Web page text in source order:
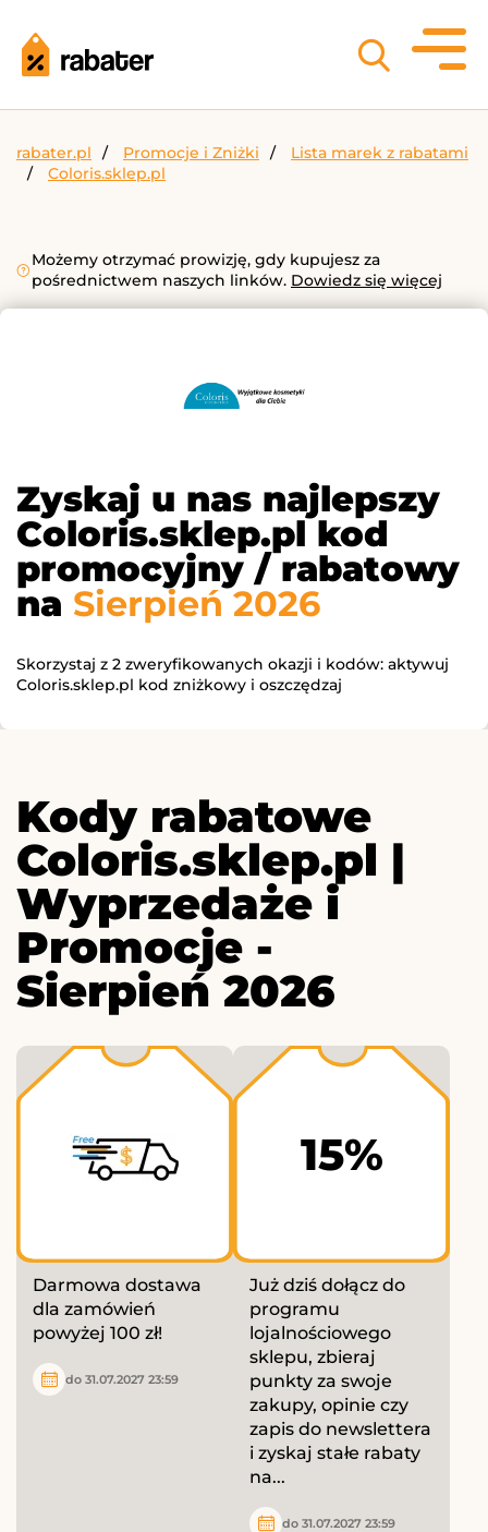
rabater.pl Promocje i Zniżki
Lista marek z rabatami
Coloris.sklep.pl
Możemy otrzymać prowizję, gdy kupujesz za
pośrednictwem naszych linków. Dowiedz się więcej
Zyskaj u nas najlepszy
Coloris.sklep.pl kod
promocyjny / rabatowy
na Sierpień 2026
Skorzystaj z 2 zweryfikowanych okazji i kodów: aktywuj
Coloris.sklep.pl kod zniżkowy i oszczędzaj
Kody rabatowe
Coloris.sklep.pl |
Wyprzedaże i
Promocje -
Sierpień 2026
Darmowa dostawa
dla zamówień
powyżej 100 zł!
do 31.07.2027 23:59
15%
Już dziś dołącz do
programu
lojalnościowego
sklepu, zbieraj
punkty za swoje
zakupy, opinie czy
zapis do newslettera
i zyskaj stałe rabaty
na...
do 31.07.2027 23:59